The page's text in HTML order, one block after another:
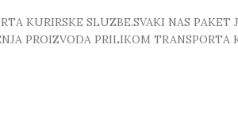
KURIRSKE SLUZBE.SVAKI NAS
PROIZVODA PRILIKOM TRANSPORTA